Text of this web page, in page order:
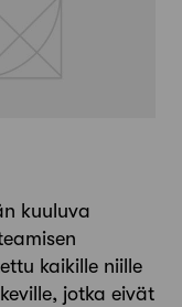
kuuluva
kaikille niille
jotka eivät